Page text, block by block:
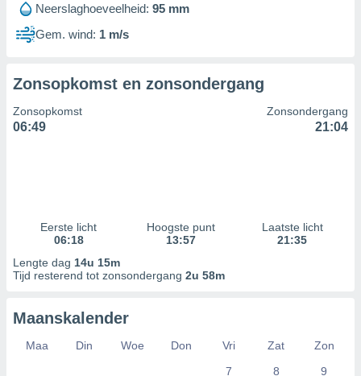
Neerslaghoeveelheid: 95 mm
Gem. wind: 1 m/s
Zonsopkomst en zonsondergang
Zonsopkomst
06:49
Zonsondergang
21:04
Eerste licht
06:18
Hoogste punt
13:57
Laatste licht
21:35
Lengte dag 14u 15m
Tijd resterend tot zonsondergang 2u 58m
Maanskalender
Maa Din Woe Don Vri Zat
Zon
7
8 9